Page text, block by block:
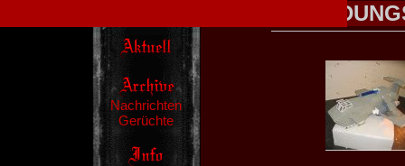
Nachrichten
Gerüchte